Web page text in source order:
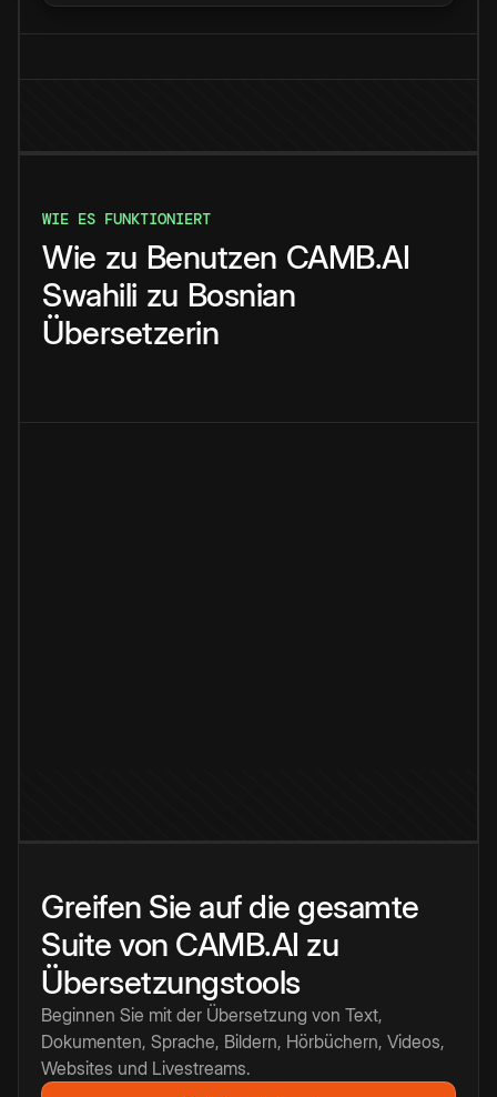
WIE ES FUNKTIONIERT
Wie zu Benutzen CAMB.AI
Swahili zu Bosnian
Übersetzerin
Greifen Sie auf die gesamte
Suite von CAMB.AI zu
Übersetzungstools
Beginnen Sie mit der Übersetzung von Text,
Dokumenten, Sprache, Bildern, Hörbüchern, Videos,
Websites und Livestreams.